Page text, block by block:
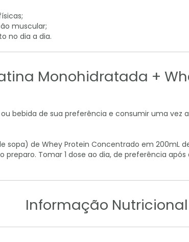
muscular;
no dia a dia.
Monohidratada +
bebida de sua preferência e consumir uma
sopa) de Whey Protein Concentrado em
preparo. Tomar 1 dose ao dia, de preferência
Informação